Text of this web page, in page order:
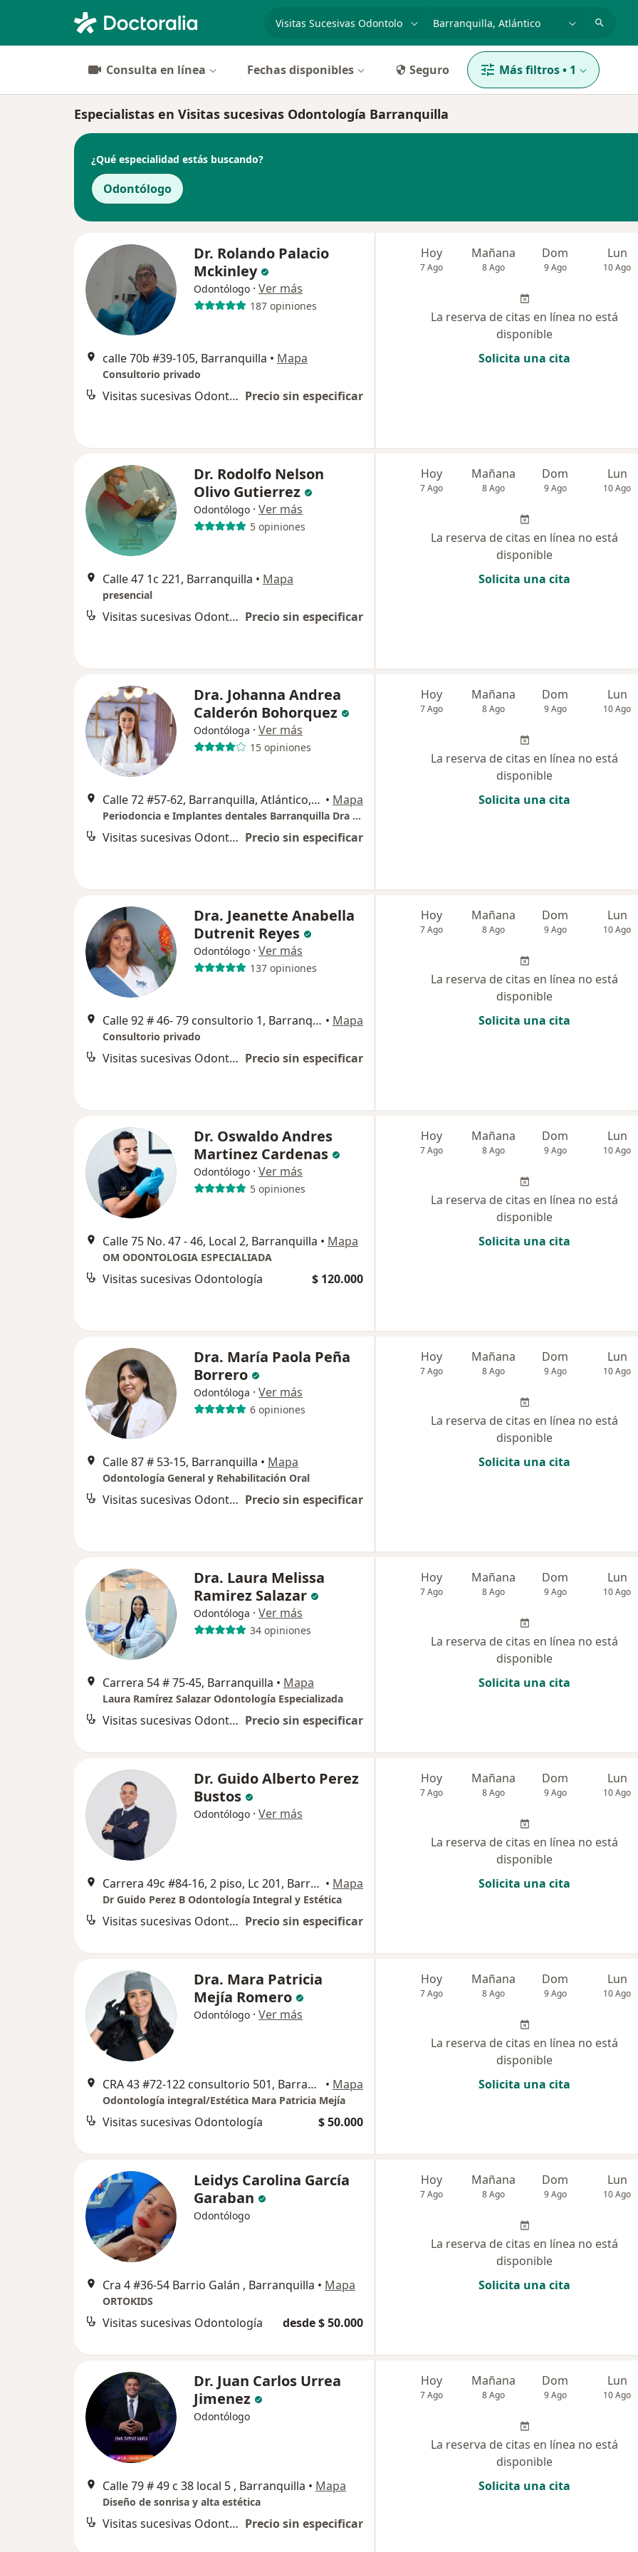
Consulta en línea Fechas disponibles Seguro Más filtros• 1
Especialistas en Visitas sucesivas Odontología Barranquilla
¿Qué especialidad estás buscando?
Odontólogo
Dr. Rolando Palacio
Mckinley
Odontólogo · Ver más
187 opiniones
calle 70b #39-105, Barranquilla • Mapa
Consultorio privado
Visitas sucesivas Odontología Precio sin especificar
Hoy
7 Ago
Mañana
8 Ago
Dom
9 Ago
Lun
10 Ago
La reserva de citas en línea no está
disponible
Solicita una cita
Dr. Rodolfo Nelson
Olivo Gutierrez
Odontólogo · Ver más
5 opiniones
Calle 47 1c 221, Barranquilla • Mapa
presencial
Visitas sucesivas Odontología Precio sin especificar
Hoy
7 Ago
Mañana
8 Ago
Dom
9 Ago
Lun
10 Ago
La reserva de citas en línea no está
disponible
Solicita una cita
Dra. Johanna Andrea
Calderón Bohorquez
Odontóloga · Ver más
15 opiniones
Calle 72 #57-62, Barranquilla, Atlántico, Barranquilla • Mapa
Periodoncia e Implantes dentales Barranquilla Dra Johanna Calderón
Visitas sucesivas Odontología Precio sin especificar
Hoy
7 Ago
Mañana
8 Ago
Dom
9 Ago
Lun
10 Ago
La reserva de citas en línea no está
disponible
Solicita una cita
Dra. Jeanette Anabella
Dutrenit Reyes
Odontólogo · Ver más
137 opiniones
Calle 92 # 46- 79 consultorio 1, Barranquilla • Mapa
Consultorio privado
Visitas sucesivas Odontología Precio sin especificar
Hoy
7 Ago
Mañana
8 Ago
Dom
9 Ago
Lun
10 Ago
La reserva de citas en línea no está
disponible
Solicita una cita
Dr. Oswaldo Andres
Martinez Cardenas
Odontólogo · Ver más
5 opiniones
Calle 75 No. 47 - 46, Local 2, Barranquilla • Mapa
OM ODONTOLOGIA ESPECIALIADA
Visitas sucesivas Odontología $ 120.000
Hoy
7 Ago
Mañana
8 Ago
Dom
9 Ago
Lun
10 Ago
La reserva de citas en línea no está
disponible
Solicita una cita
Dra. María Paola Peña
Borrero
Odontóloga · Ver más
6 opiniones
Calle 87 # 53-15, Barranquilla • Mapa
Odontología General y Rehabilitación Oral
Visitas sucesivas Odontología Precio sin especificar
Hoy
7 Ago
Mañana
8 Ago
Dom
9 Ago
Lun
10 Ago
La reserva de citas en línea no está
disponible
Solicita una cita
Dra. Laura Melissa
Ramirez Salazar
Odontóloga · Ver más
34 opiniones
Carrera 54 # 75-45, Barranquilla • Mapa
Laura Ramírez Salazar Odontología Especializada
Visitas sucesivas Odontología Precio sin especificar
Hoy
7 Ago
Mañana
8 Ago
Dom
9 Ago
Lun
10 Ago
La reserva de citas en línea no está
disponible
Solicita una cita
Dr. Guido Alberto Perez
Bustos
Odontólogo · Ver más
Carrera 49c #84-16, 2 piso, Lc 201, Barranquilla • Mapa
Dr Guido Perez B Odontología Integral y Estética
Visitas sucesivas Odontología Precio sin especificar
Hoy
7 Ago
Mañana
8 Ago
Dom
9 Ago
Lun
10 Ago
La reserva de citas en línea no está
disponible
Solicita una cita
Dra. Mara Patricia
Mejía Romero
Odontólogo · Ver más
CRA 43 #72-122 consultorio 501, Barranquilla • Mapa
Odontología integral/Estética Mara Patricia Mejía
Visitas sucesivas Odontología $ 50.000
Hoy
7 Ago
Mañana
8 Ago
Dom
9 Ago
Lun
10 Ago
La reserva de citas en línea no está
disponible
Solicita una cita
Leidys Carolina García
Garaban
Odontólogo
Cra 4 #36-54 Barrio Galán , Barranquilla • Mapa
ORTOKIDS
Visitas sucesivas Odontología desde $ 50.000
Hoy
7 Ago
Mañana
8 Ago
Dom
9 Ago
Lun
10 Ago
La reserva de citas en línea no está
disponible
Solicita una cita
Dr. Juan Carlos Urrea
Jimenez
Odontólogo
Calle 79 # 49 c 38 local 5 , Barranquilla • Mapa
Diseño de sonrisa y alta estética
Visitas sucesivas Odontología Precio sin especificar
Hoy
7 Ago
Mañana
8 Ago
Dom
9 Ago
Lun
10 Ago
La reserva de citas en línea no está
disponible
Solicita una cita